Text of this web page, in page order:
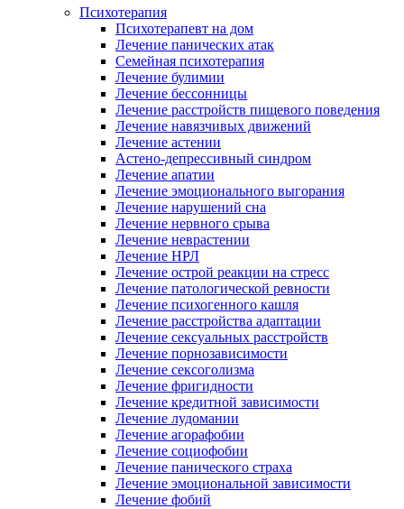
Психотерапия
Психотерапевт на дом
Лечение панических атак
Семейная психотерапия
Лечение булимии
Лечение бессонницы
Лечение расстройств пищевого поведения
Лечение навязчивых движений
Лечение астении
Астено-депрессивный синдром
Лечение апатии
Лечение эмоционального выгорания
Лечение нарушений сна
Лечение нервного срыва
Лечение неврастении
Лечение НРЛ
Лечение острой реакции на стресс
Лечение патологической ревности
Лечение психогенного кашля
Лечение расстройства адаптации
Лечение сексуальных расстройств
Лечение порнозависимости
Лечение сексоголизма
Лечение фригидности
Лечение кредитной зависимости
Лечение лудомании
Лечение агорафобии
Лечение социофобии
Лечение панического страха
Лечение эмоциональной зависимости
Лечение фобий